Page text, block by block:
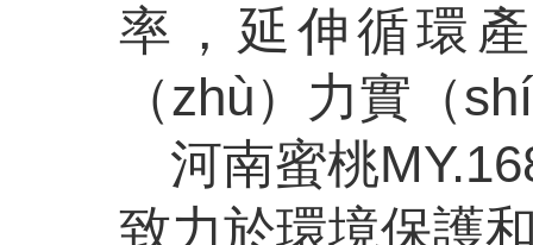
率，延伸循環
（zhù）力實（
河南蜜桃
致力於環境保護